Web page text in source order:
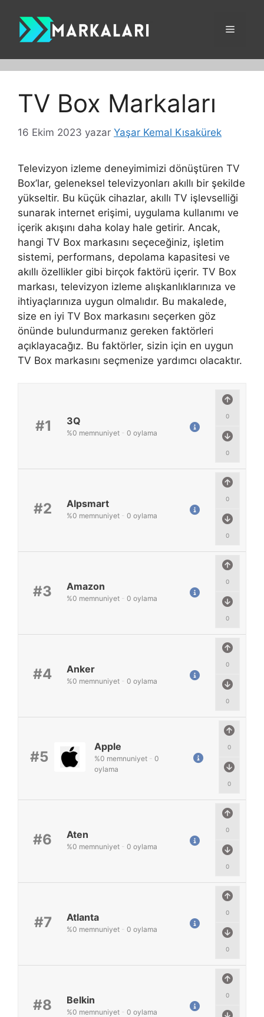
Menü
TV Box Markaları
16 Ekim 2023 yazar Yaşar Kemal Kısakürek
Televizyon izleme deneyimimizi dönüştüren TV
Box’lar, geleneksel televizyonları akıllı bir şekilde
yükseltir. Bu küçük cihazlar, akıllı TV işlevselliği
sunarak internet erişimi, uygulama kullanımı ve
içerik akışını daha kolay hale getirir. Ancak,
hangi TV Box markasını seçeceğiniz, işletim
sistemi, performans, depolama kapasitesi ve
akıllı özellikler gibi birçok faktörü içerir. TV Box
markası, televizyon izleme alışkanlıklarınıza ve
ihtiyaçlarınıza uygun olmalıdır. Bu makalede,
size en iyi TV Box markasını seçerken göz
önünde bulundurmanız gereken faktörleri
açıklayacağız. Bu faktörler, sizin için en uygun
TV Box markasını seçmenize yardımcı olacaktır.
#1
0
0
3Q
%0 memnuniyet - 0 oylama
#2
0
0
Alpsmart
%0 memnuniyet - 0 oylama
#3
0
0
Amazon
%0 memnuniyet - 0 oylama
#4
0
0
Anker
%0 memnuniyet - 0 oylama
#5
0
0
Apple
%0 memnuniyet - 0
oylama
#6
0
0
Aten
%0 memnuniyet - 0 oylama
#7
0
0
Atlanta
%0 memnuniyet - 0 oylama
#8
0
Belkin
%0 memnuniyet - 0 oylama